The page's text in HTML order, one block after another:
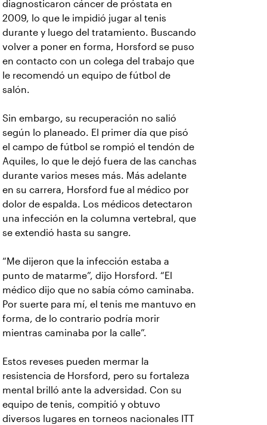
diagnosticaron cáncer de próstata en
2009, lo que le impidió jugar al tenis
durante y luego del tratamiento. Buscando
volver a poner en forma, Horsford se puso
en contacto con un colega del trabajo que
le recomendó un equipo de fútbol de
salón.
Sin embargo, su recuperación no salió
según lo planeado. El primer día que pisó
el campo de fútbol se rompió el tendón de
Aquiles, lo que le dejó fuera de las canchas
durante varios meses más. Más adelante
en su carrera, Horsford fue al médico por
dolor de espalda. Los médicos detectaron
una infección en la columna vertebral, que
se extendió hasta su sangre.
“Me dijeron que la infección estaba a
punto de matarme”, dijo Horsford. “El
médico dijo que no sabía cómo caminaba.
Por suerte para mí, el tenis me mantuvo en
forma, de lo contrario podría morir
mientras caminaba por la calle”.
Estos reveses pueden mermar la
resistencia de Horsford, pero su fortaleza
mental brilló ante la adversidad. Con su
equipo de tenis, compitió y obtuvo
diversos lugares en torneos nacionales ITT